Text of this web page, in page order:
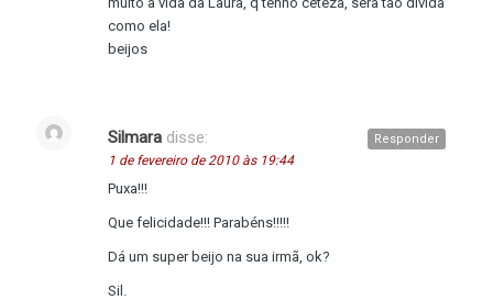
como ela!
beijos
Silmara disse:
1 de fevereiro de 2010 às 19:44
Puxa!!!
Que felicidade!!! Parabéns!!!!!
Dá um super beijo na sua irmã, ok?
Sil.
Responder